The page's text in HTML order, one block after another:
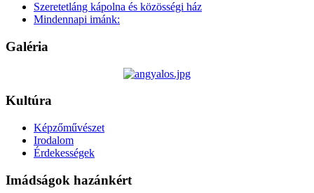
Szeretetláng kápolna és közösségi ház
Mindennapi imánk:
Galéria
Kultúra
Képzőművészet
Irodalom
Érdekességek
Imádságok hazánkért